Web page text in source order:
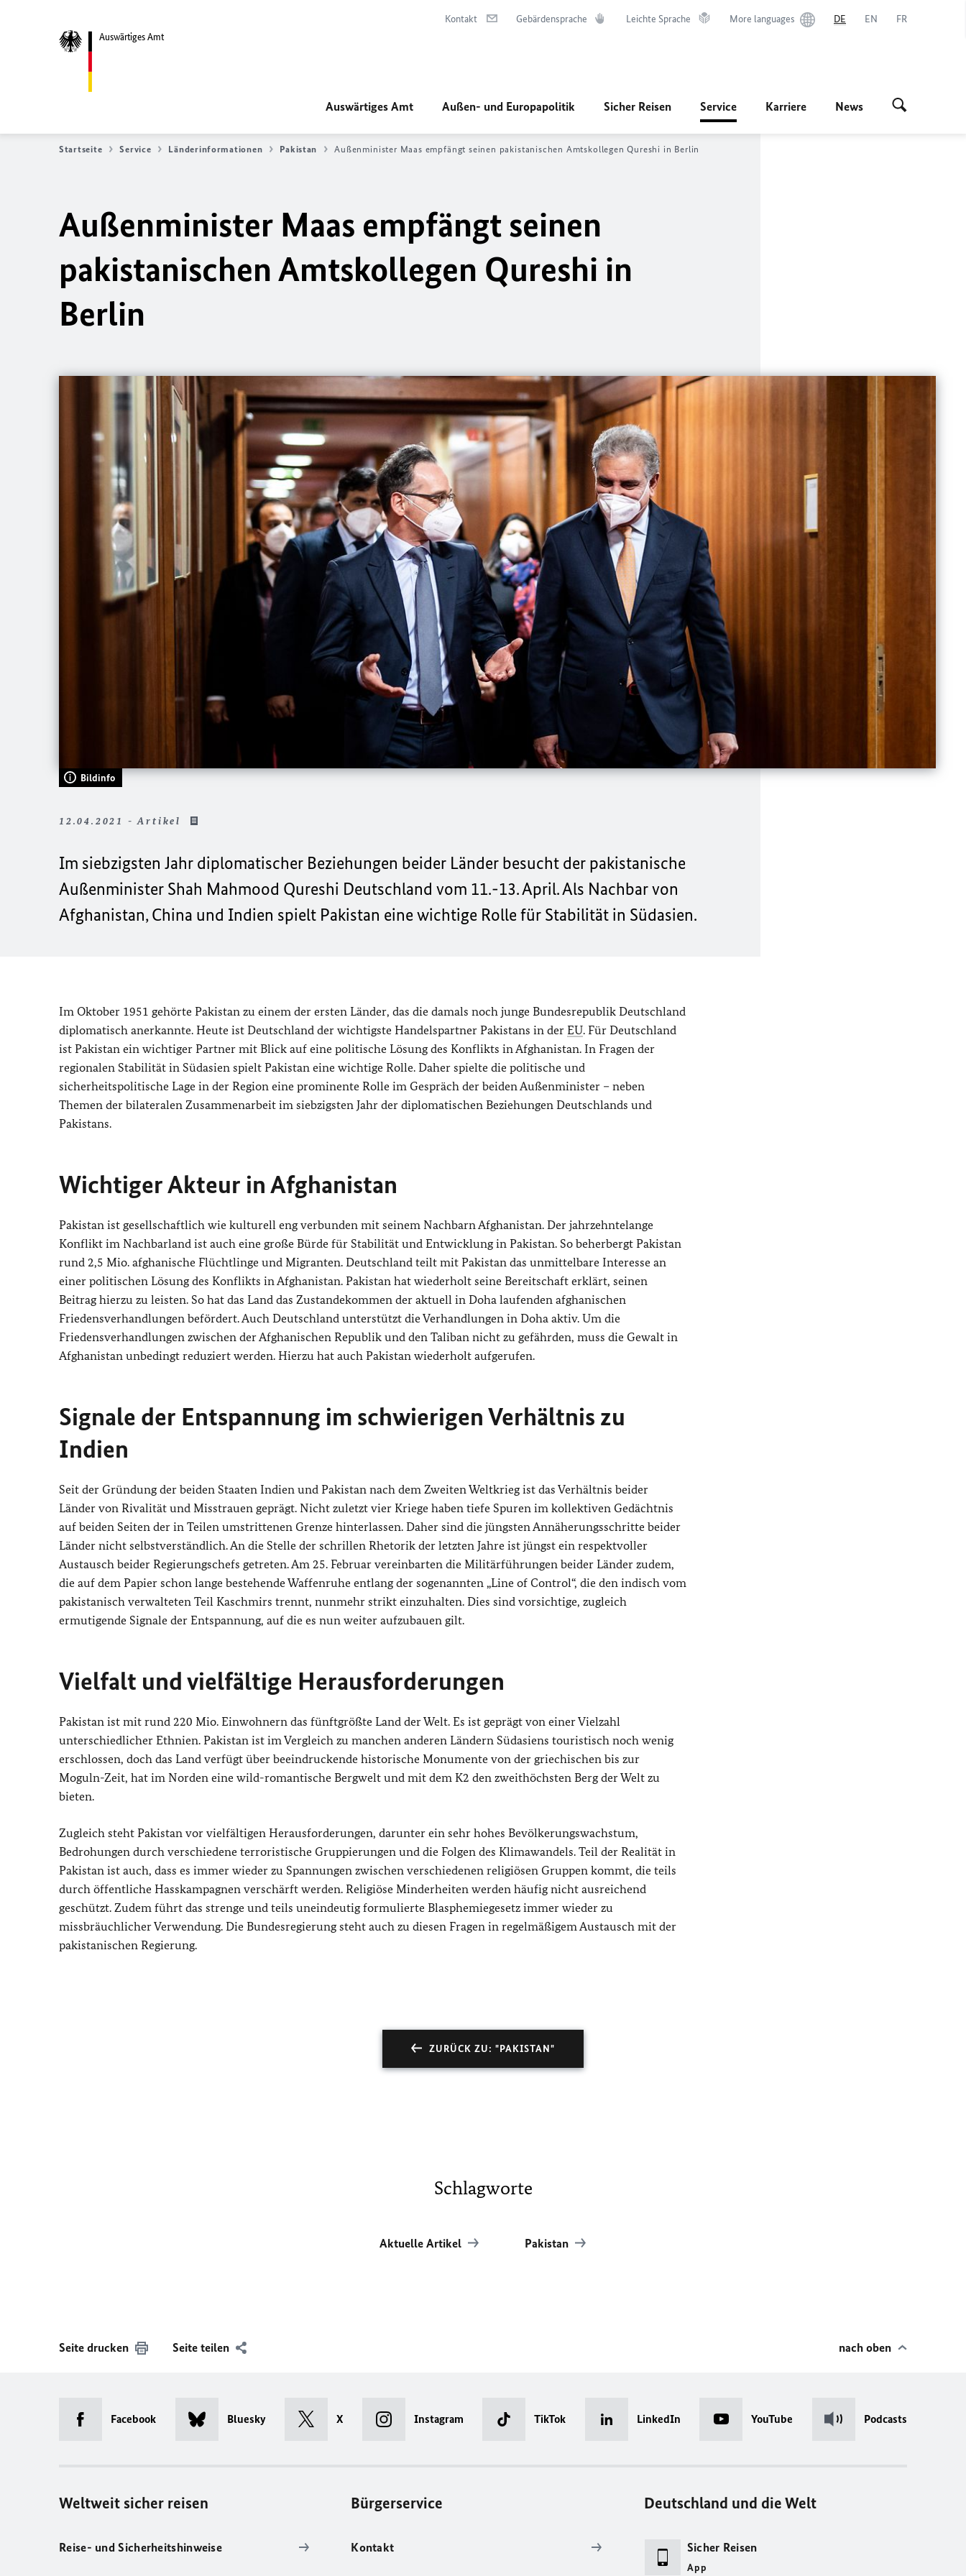
Auswärtiges Amt
Kontakt Gebärdensprache Leichte Sprache More languages DE EN FR
Auswärtiges Amt Außen- und Europapolitik Sicher Reisen Service Karriere News
Startseite Service Länderinformationen Pakistan Außenminister Maas empfängt seinen pakistanischen Amtskollegen Qureshi in Berlin
Außenminister Maas empfängt seinen
pakistanischen Amtskollegen Qureshi in
Berlin
Bildinfo
12.04.2021 - Artikel
Im siebzigsten Jahr diplomatischer Beziehungen beider Länder besucht der pakistanische
Außenminister Shah Mahmood Qureshi Deutschland vom 11.-13. April. Als Nachbar von
Afghanistan, China und Indien spielt Pakistan eine wichtige Rolle für Stabilität in Südasien.
Im Oktober 1951 gehörte Pakistan zu einem der ersten Länder, das die damals noch junge Bundesrepublik Deutschland
diplomatisch anerkannte. Heute ist Deutschland der wichtigste Handelspartner Pakistans in der EU. Für Deutschland
ist Pakistan ein wichtiger Partner mit Blick auf eine politische Lösung des Konflikts in Afghanistan. In Fragen der
regionalen Stabilität in Südasien spielt Pakistan eine wichtige Rolle. Daher spielte die politische und
sicherheitspolitische Lage in der Region eine prominente Rolle im Gespräch der beiden Außenminister – neben
Themen der bilateralen Zusammenarbeit im siebzigsten Jahr der diplomatischen Beziehungen Deutschlands und
Pakistans.
Wichtiger Akteur in Afghanistan
Pakistan ist gesellschaftlich wie kulturell eng verbunden mit seinem Nachbarn Afghanistan. Der jahrzehntelange
Konflikt im Nachbarland ist auch eine große Bürde für Stabilität und Entwicklung in Pakistan. So beherbergt Pakistan
rund 2,5 Mio. afghanische Flüchtlinge und Migranten. Deutschland teilt mit Pakistan das unmittelbare Interesse an
einer politischen Lösung des Konflikts in Afghanistan. Pakistan hat wiederholt seine Bereitschaft erklärt, seinen
Beitrag hierzu zu leisten. So hat das Land das Zustandekommen der aktuell in Doha laufenden afghanischen
Friedensverhandlungen befördert. Auch Deutschland unterstützt die Verhandlungen in Doha aktiv. Um die
Friedensverhandlungen zwischen der Afghanischen Republik und den Taliban nicht zu gefährden, muss die Gewalt in
Afghanistan unbedingt reduziert werden. Hierzu hat auch Pakistan wiederholt aufgerufen.
Signale der Entspannung im schwierigen Verhältnis zu
Indien
Seit der Gründung der beiden Staaten Indien und Pakistan nach dem Zweiten Weltkrieg ist das Verhältnis beider
Länder von Rivalität und Misstrauen geprägt. Nicht zuletzt vier Kriege haben tiefe Spuren im kollektiven Gedächtnis
auf beiden Seiten der in Teilen umstrittenen Grenze hinterlassen. Daher sind die jüngsten Annäherungsschritte beider
Länder nicht selbstverständlich. An die Stelle der schrillen Rhetorik der letzten Jahre ist jüngst ein respektvoller
Austausch beider Regierungschefs getreten. Am 25. Februar vereinbarten die Militärführungen beider Länder zudem,
die auf dem Papier schon lange bestehende Waffenruhe entlang der sogenannten „Line of Control“, die den indisch vom
pakistanisch verwalteten Teil Kaschmirs trennt, nunmehr strikt einzuhalten. Dies sind vorsichtige, zugleich
ermutigende Signale der Entspannung, auf die es nun weiter aufzubauen gilt.
Vielfalt und vielfältige Herausforderungen
Pakistan ist mit rund 220 Mio. Einwohnern das fünftgrößte Land der Welt. Es ist geprägt von einer Vielzahl
unterschiedlicher Ethnien. Pakistan ist im Vergleich zu manchen anderen Ländern Südasiens touristisch noch wenig
erschlossen, doch das Land verfügt über beeindruckende historische Monumente von der griechischen bis zur
Moguln-Zeit, hat im Norden eine wild-romantische Bergwelt und mit dem K2 den zweithöchsten Berg der Welt zu
bieten.
Zugleich steht Pakistan vor vielfältigen Herausforderungen, darunter ein sehr hohes Bevölkerungswachstum,
Bedrohungen durch verschiedene terroristische Gruppierungen und die Folgen des Klimawandels. Teil der Realität in
Pakistan ist auch, dass es immer wieder zu Spannungen zwischen verschiedenen religiösen Gruppen kommt, die teils
durch öffentliche Hasskampagnen verschärft werden. Religiöse Minderheiten werden häufig nicht ausreichend
geschützt. Zudem führt das strenge und teils uneindeutig formulierte Blasphemiegesetz immer wieder zu
missbräuchlicher Verwendung. Die Bundesregierung steht auch zu diesen Fragen in regelmäßigem Austausch mit der
pakistanischen Regierung.
ZURÜCK ZU: "PAKISTAN"
Schlagworte
Aktuelle Artikel Pakistan
Seite drucken Seite teilen nach oben
Facebook Bluesky X Instagram TikTok LinkedIn YouTube Podcasts
Weltweit sicher reisen
Reise- und Sicherheitshinweise
Bürgerservice
Kontakt
Deutschland und die Welt
Sicher Reisen
App